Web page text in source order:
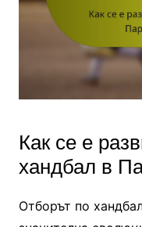
Как се е
хандбал в
Отборът по